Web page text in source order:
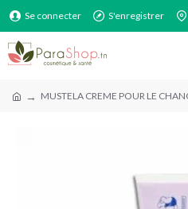
Se connecter S'enregistrer
MUSTELA CREME POUR LE